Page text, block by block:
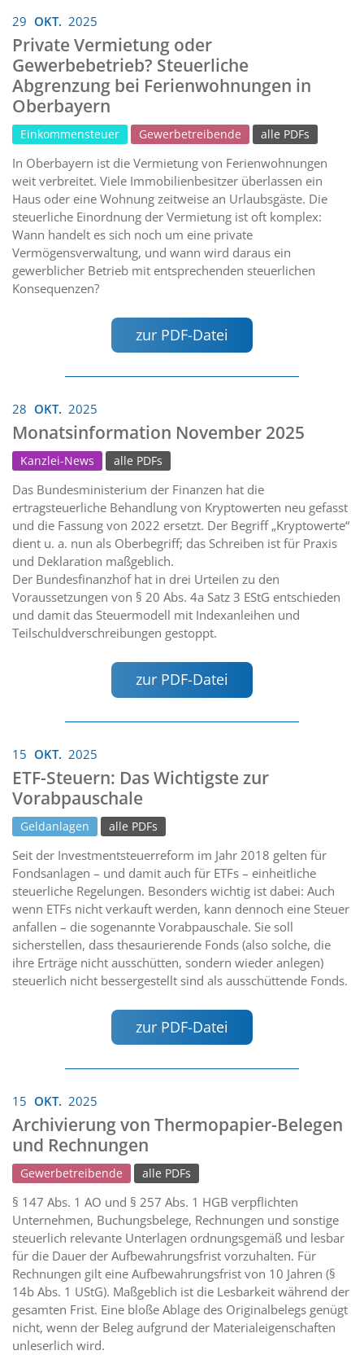
29 OKT. 2025
Private Vermietung oder
Gewerbebetrieb? Steuerliche
Abgrenzung bei Ferienwohnungen in
Oberbayern
Einkommensteuer Gewerbetreibende alle PDFs
In Oberbayern ist die Vermietung von Ferienwohnungen
weit verbreitet. Viele Immobilienbesitzer überlassen ein
Haus oder eine Wohnung zeitweise an Urlaubsgäste. Die
steuerliche Einordnung der Vermietung ist oft komplex:
Wann handelt es sich noch um eine private
Vermögensverwaltung, und wann wird daraus ein
gewerblicher Betrieb mit entsprechenden steuerlichen
Konsequenzen?
zur PDF-Datei
28 OKT. 2025
Monatsinformation November 2025
Kanzlei-News alle PDFs
Das Bundesministerium der Finanzen hat die
ertragsteuerliche Behandlung von Kryptowerten neu gefasst
und die Fassung von 2022 ersetzt. Der Begriff „Kryptowerte“
dient u. a. nun als Oberbegriff; das Schreiben ist für Praxis
und Deklaration maßgeblich.
Der Bundesfinanzhof hat in drei Urteilen zu den
Voraussetzungen von § 20 Abs. 4a Satz 3 EStG entschieden
und damit das Steuermodell mit Indexanleihen und
Teilschuldverschreibungen gestoppt.
zur PDF-Datei
15 OKT. 2025
ETF-Steuern: Das Wichtigste zur
Vorabpauschale
Geldanlagen alle PDFs
Seit der Investmentsteuerreform im Jahr 2018 gelten für
Fondsanlagen – und damit auch für ETFs – einheitliche
steuerliche Regelungen. Besonders wichtig ist dabei: Auch
wenn ETFs nicht verkauft werden, kann dennoch eine Steuer
anfallen – die sogenannte Vorabpauschale. Sie soll
sicherstellen, dass thesaurierende Fonds (also solche, die
ihre Erträge nicht ausschütten, sondern wieder anlegen)
steuerlich nicht bessergestellt sind als ausschüttende Fonds.
zur PDF-Datei
15 OKT. 2025
Archivierung von Thermopapier-Belegen
und Rechnungen
Gewerbetreibende alle PDFs
§ 147 Abs. 1 AO und § 257 Abs. 1 HGB verpflichten
Unternehmen, Buchungsbelege, Rechnungen und sonstige
steuerlich relevante Unterlagen ordnungsgemäß und lesbar
für die Dauer der Aufbewahrungsfrist vorzuhalten. Für
Rechnungen gilt eine Aufbewahrungsfrist von 10 Jahren (§
14b Abs. 1 UStG). Maßgeblich ist die Lesbarkeit während der
gesamten Frist. Eine bloße Ablage des Originalbelegs genügt
nicht, wenn der Beleg aufgrund der Materialeigenschaften
unleserlich wird.